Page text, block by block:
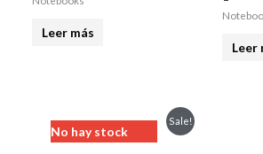
Leer más
Leer
Sale!
No hay stock
Original
price
was:
Current
price
is: